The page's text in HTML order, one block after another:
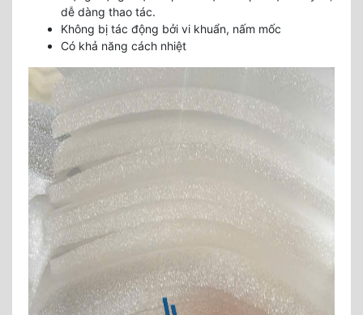
dễ dàng thao tác.
Không bị tác động bởi vi khuẩn, nấm mốc
Có khả năng cách nhiệt